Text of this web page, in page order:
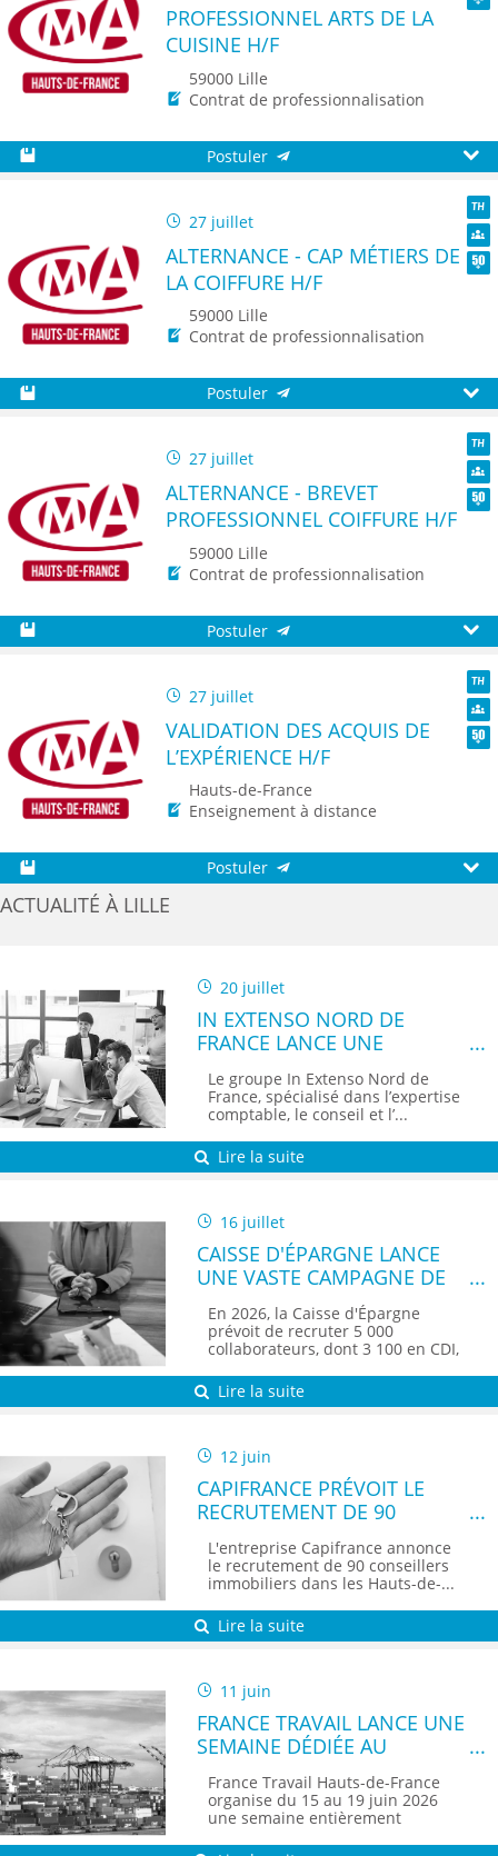
PROFESSIONNEL ARTS DE LA
CUISINE H/F
59000 Lille
Contrat de professionnalisation
Postuler
27 juillet
TH
ALTERNANCE - CAP MÉTIERS DE
LA COIFFURE H/F
59000 Lille
Contrat de professionnalisation
Postuler
27 juillet
TH
ALTERNANCE - BREVET
PROFESSIONNEL COIFFURE H/F
59000 Lille
Contrat de professionnalisation
Postuler
27 juillet
TH
VALIDATION DES ACQUIS DE
L’EXPÉRIENCE H/F
Hauts-de-France
Enseignement à distance
Postuler
ACTUALITÉ À LILLE
20 juillet
IN EXTENSO NORD DE
FRANCE LANCE UNE
RECRUTEMENT DE 70
PERSONNES
Le groupe In Extenso Nord de
France, spécialisé dans l’expertise
comptable, le conseil et l’...
Lire la suite
16 juillet
CAISSE D'ÉPARGNE LANCE
UNE VASTE CAMPAGNE DE
En 2026, la Caisse d'Épargne
prévoit de recruter 5 000
collaborateurs, dont 3 100 en CDI,
Lire la suite
12 juin
CAPIFRANCE PRÉVOIT LE
RECRUTEMENT DE 90
CONSEILLERS IMMOBILIERS
DANS LES HAUTS-DE-
FRANCE
L'entreprise Capifrance annonce
le recrutement de 90 conseillers
immobiliers dans les Hauts-de-...
Lire la suite
11 juin
FRANCE TRAVAIL LANCE UNE
SEMAINE DÉDIÉE AU
TRANSPORT ET À LA
LOGISTIQUE DANS LES
HAUTS-DE-FRANCE
France Travail Hauts-de-France
organise du 15 au 19 juin 2026
une semaine entièrement